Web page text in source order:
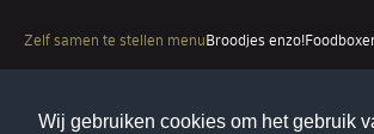
Wij gebruiken cookies om het gebruik
Zelf samen te stellen menuBroodjes enzo!